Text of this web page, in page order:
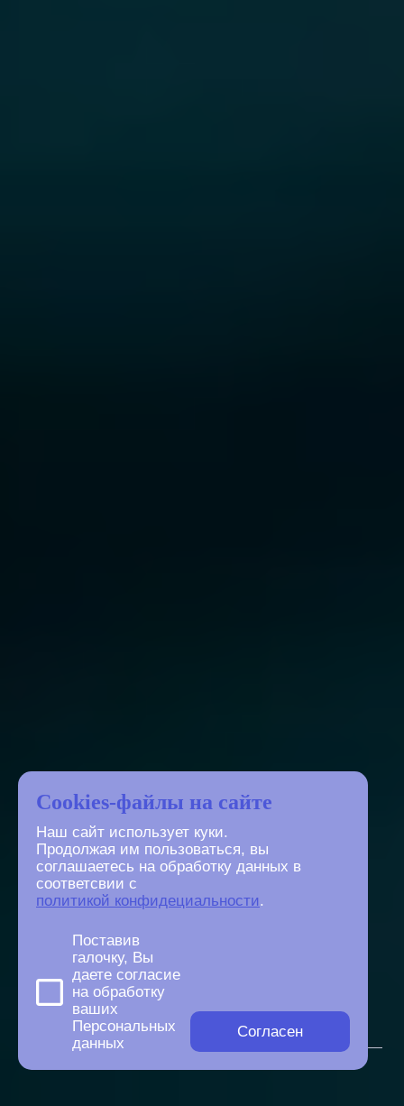
Cookies-файлы на сайте
Наш сайт использует куки.
Продолжая им пользоваться, вы
соглашаетесь на обработку данных в
соответсвии с
политикой конфидециальности.
Поставив
галочку, Вы
даете согласие
на обработку
ваших
Персональных
данных
Согласен